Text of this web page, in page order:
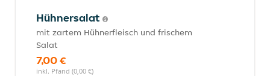
Hühnersalat
mit zartem Hühnerfleisch und frischem
Salat
7,00 €
inkl. Pfand (0,00 €)